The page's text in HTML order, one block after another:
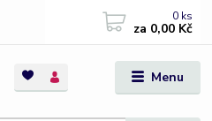
Menu
0 ks
za 0,00 Kč